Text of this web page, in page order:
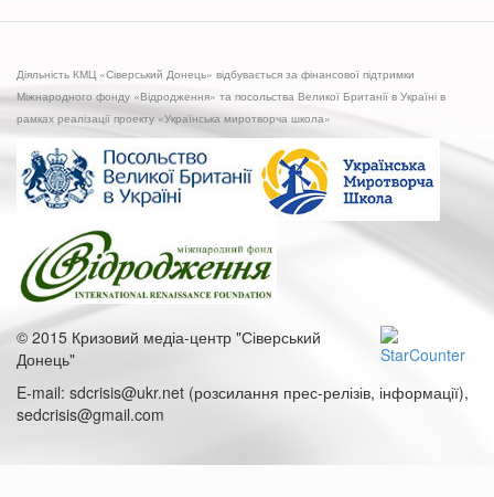
на
сложные
вопросы
Діяльність КМЦ «Сіверський Донець» відбувається за фінансової підтримки
Міжнародного фонду «Відродження» та посольства Великої Британії в Україні в
рамках реалізації проекту «Українська миротворча школа»
© 2015 Кризовий медіа-центр "Сіверський
Донець"
E-mail: sdcrisis@ukr.net (розсилання прес-релізів, інформації),
sedcrisis@gmail.com